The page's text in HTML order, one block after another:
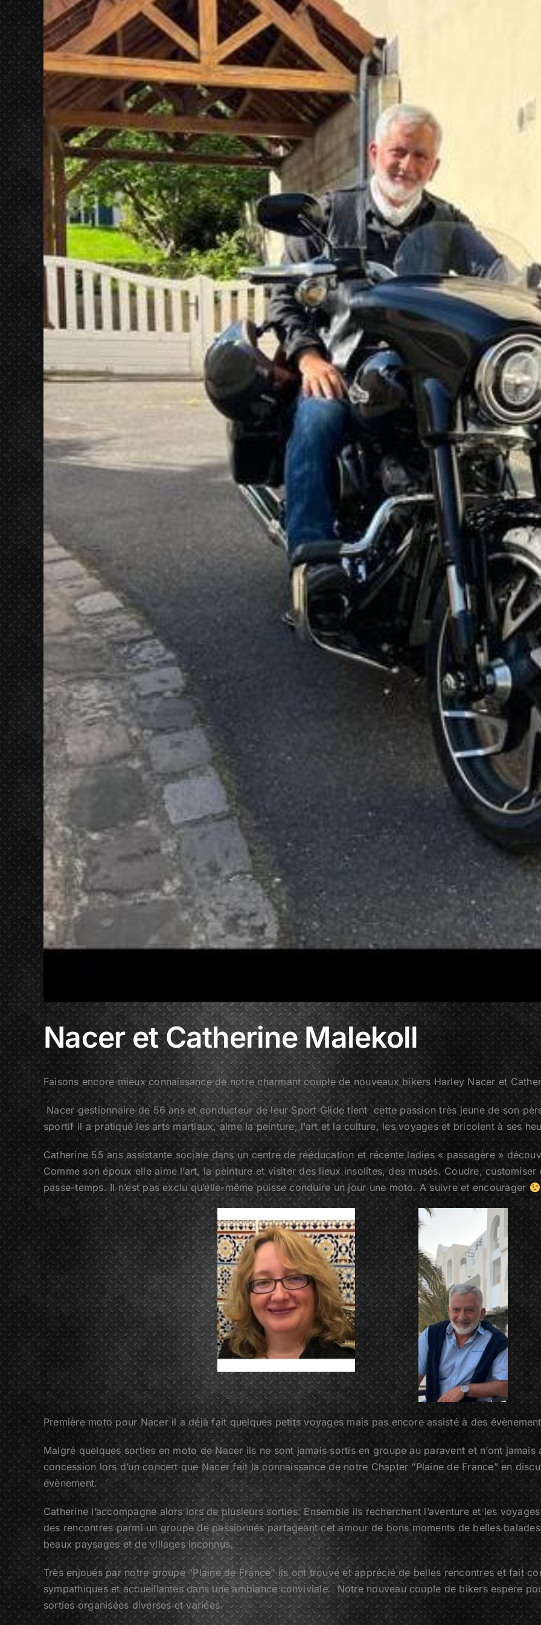
Nacer et Catherine Malekoll
Faisons encore mieux connaissance de notre charmant couple de nouveaux bikers Harley Nacer et
Nacer gestionnaire de 56 ans et conducteur de leur Sport Glide tient cette passion très jeune de son
sportif il a pratiqué les arts martiaux, aime la peinture, l’art et la culture, les voyages et bricolent à ses
Catherine 55 ans assistante sociale dans un centre de rééducation et récente ladies « passagère »
Comme son époux elle aime l’art, la peinture et visiter des lieux insolites, des musés. Coudre,
passe-temps. Il n’est pas exclu qu’elle-même puisse conduire un jour une moto. A suivre et encourager
Première moto pour Nacer il a déjà fait quelques petits voyages mais pas encore assisté à des
Malgré quelques sorties en moto de Nacer ils ne sont jamais sortis en groupe au paravent et n’ont jamais
concession lors d’un concert que Nacer fait la connaissance de notre Chapter “Plaine de France” en
évènement.
Catherine l’accompagne alors lors de plusieurs sorties. Ensemble ils recherchent l’aventure et les
des rencontres parmi un groupe de passionnés partageant cet amour de bons moments de belles
beaux paysages et de villages inconnus.
Très enjoués par notre groupe “Plaine de France” ils ont trouvé et apprécié de belles rencontres et fait
sympathiques et accueillantes dans une ambiance conviviale. Notre nouveau couple de bikers espère
sorties organisées diverses et variées.